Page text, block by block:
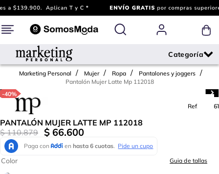
Marketing Personal Mujer Ropa
Pantalones y joggers
Pantalón Mujer Latte Mp 112018
-40%
Ref.
779861
PANTALÓN MUJER LATTE MP 112018
$ 110.879 $ 66.600
Color Guia de tallas